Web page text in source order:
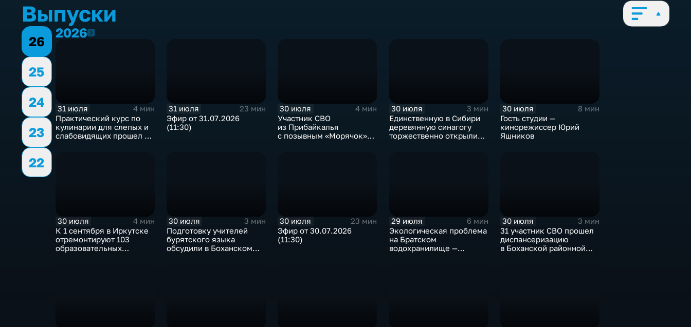
Выпуски
26
25
24
23
22
20262026
31 июля
4 мин
Практический курс по
кулинарии для слепых и
слабовидящих прошел в
31 июля
23 мин
Эфир от 31.07.2026
(11:30)
30 июля
4 мин
Участник СВО
из Прибайкалья
с позывным «Морячок»
30 июля
3 мин
Единственную в Сибири
деревянную синагогу
торжественно открыли
30 июля
8 мин
Гость студии —
кинорежиссер Юрий
Яшников
30 июля
4 мин
К 1 сентября в Иркутске
отремонтируют 103
образовательных
30 июля
3 мин
Подготовку учителей
бурятского языка
обсудили в Боханском
30 июля
23 мин
Эфир от 30.07.2026
(11:30)
29 июля
6 мин
Экологическая проблема
на Братском
водохранилище —
30 июля
3 мин
31 участник СВО прошел
диспансеризацию
в Боханской районной